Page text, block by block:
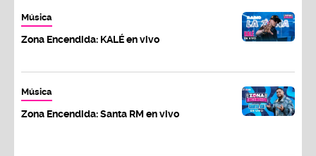
Música
Zona Encendida: KALÉ en vivo
Música
Zona Encendida: Santa RM en vivo